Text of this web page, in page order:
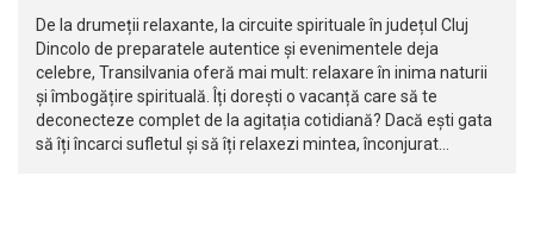
De la drumeții relaxante, la circuite spirituale în județul Cluj
Dincolo de preparatele autentice și evenimentele deja
celebre, Transilvania oferă mai mult: relaxare în inima naturii
și îmbogățire spirituală. Îți dorești o vacanță care să te
deconecteze complet de la agitația cotidiană? Dacă ești gata
să îți încarci sufletul și să îți relaxezi mintea, înconjurat…